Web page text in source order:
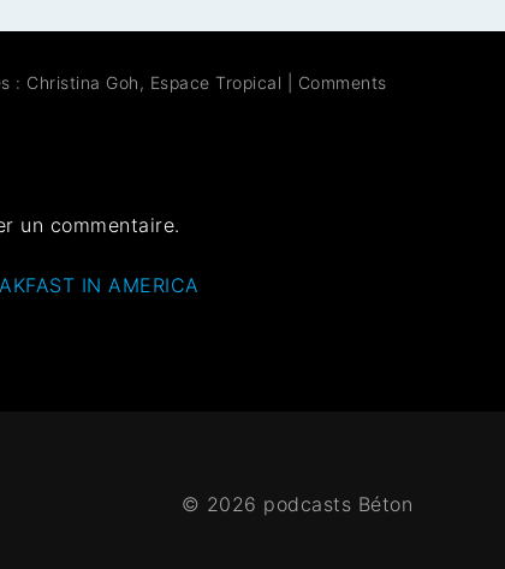
: Christina Goh , Espace Tropical Comments
un commentaire.
IN AMERICA
© 2026 podcasts Béton